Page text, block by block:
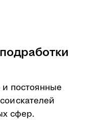
постоянные
сфер.